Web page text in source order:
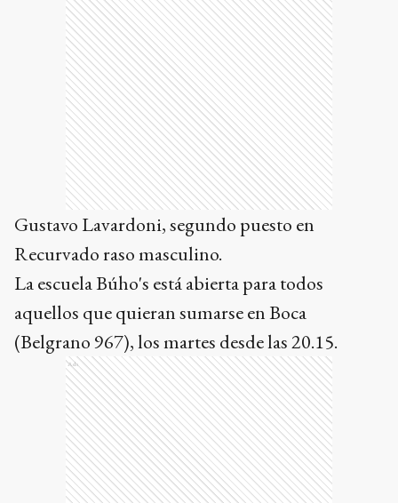
Gustavo Lavardoni, segundo puesto en
Recurvado raso masculino.
La escuela Búho's está abierta para todos
aquellos que quieran sumarse en Boca
(Belgrano 967), los martes desde las 20.15.
Ads